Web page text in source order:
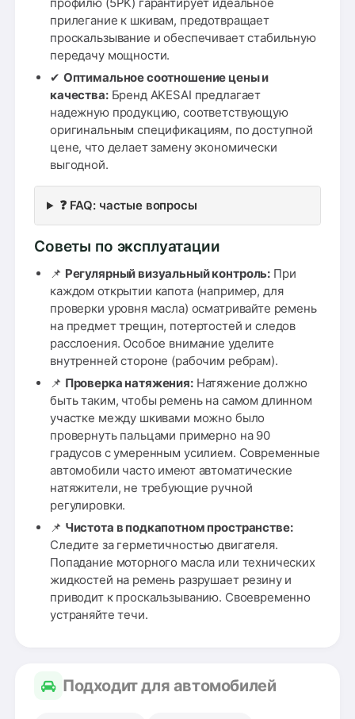
прилегание к шкивам, предотвращает
проскальзывание и обеспечивает стабильную
передачу мощности.
✔ Оптимальное соотношение цены и
качества:Бренд AKESAI предлагает
надежную продукцию, соответствующую
оригинальным спецификациям, по доступной
цене, что делает замену экономически
выгодной.
❓ FAQ: частые вопросы
Советы по эксплуатации
📌 Регулярный визуальный контроль: При
каждом открытии капота (например, для
проверки уровня масла) осматривайте ремень
на предмет трещин, потертостей и следов
расслоения. Особое внимание уделите
внутренней стороне (рабочим ребрам).
📌 Проверка натяжения:Натяжение должно
быть таким, чтобы ремень на самом длинном
участке между шкивами можно было
провернуть пальцами примерно на 90
градусов с умеренным усилием. Современные
автомобили часто имеют автоматические
натяжители, не требующие ручной
регулировки.
📌 Чистота в подкапотном пространстве:
Следите за герметичностью двигателя.
Попадание моторного масла или технических
жидкостей на ремень разрушает резину и
приводит к проскальзыванию. Своевременно
устраняйте течи.
Подходит для автомобилей